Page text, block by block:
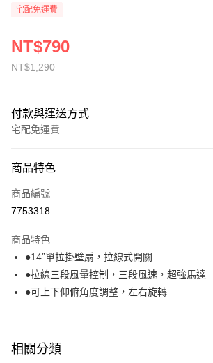
宅配免運費
NT$1,290
NT$790
付款與運送方式
宅配免運費
全家線上支付
運送方式
本島宅配-活動商品
免運費
離島宅配-常溫商品
免運費
商品特色
商品編號
7753318
商品特色
●14”單拉掛壁扇，拉線式開關
●拉線三段風量控制，三段風速，超強馬達
●可上下仰俯角度調整，左右旋轉
相關分類